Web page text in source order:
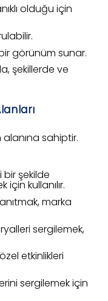
olduğu için
görünüm sunar.
şekillerde ve
alanına sahiptir.
şekilde
kullanılır.
marka
sergilemek,
etkinlikleri
sergilemek için